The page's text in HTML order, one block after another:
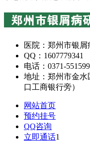
医院：郑州市银屑
QQ：1607779341
电话：0371-
地址：郑州市金水
口工商银行旁）
网站首页
预约挂号
QQ咨询
立即通话1